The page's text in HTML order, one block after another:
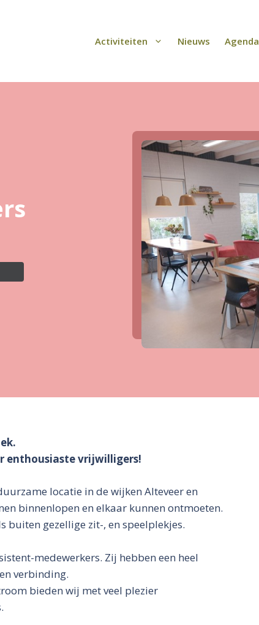
Activiteiten Nieuws Agenda
enthousiaste vrijwilligers!
locatie in de wijken Alteveer en
binnenlopen en elkaar kunnen ontmoeten.
buiten gezellige zit-, en speelplekjes.
medewerkers. Zij hebben een heel
verbinding.
bieden wij met veel plezier